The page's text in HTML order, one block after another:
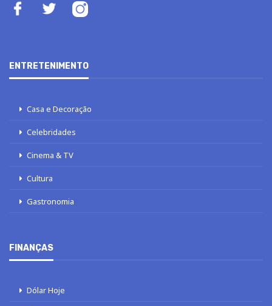
ENTRETENIMENTO
Casa e Decoração
Celebridades
Cinema & TV
Cultura
Gastronomia
FINANÇAS
Dólar Hoje